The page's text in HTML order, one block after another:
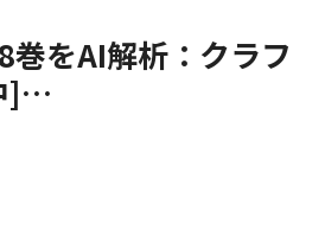
巻をAI解析：クラフ
]…